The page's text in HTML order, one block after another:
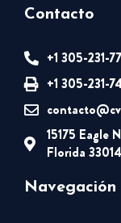
Contacto
+1 305-231-
+1 305-231-
15175 Eagle
Florida 33014
Navegación